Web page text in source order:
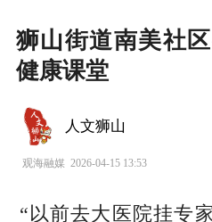
狮山街道南美社
健康课堂
人文狮山
观海融媒 2026-04-15 13:53
“以前去大医院挂专